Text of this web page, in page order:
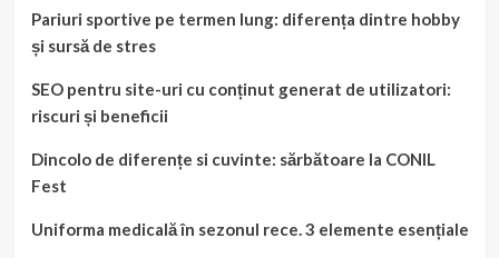
Pariuri sportive pe termen lung: diferența dintre hobby
și sursă de stres
SEO pentru site-uri cu conținut generat de utilizatori:
riscuri și beneficii
Dincolo de diferențe si cuvinte: sărbătoare la CONIL
Fest
Uniforma medicală în sezonul rece. 3 elemente esențiale